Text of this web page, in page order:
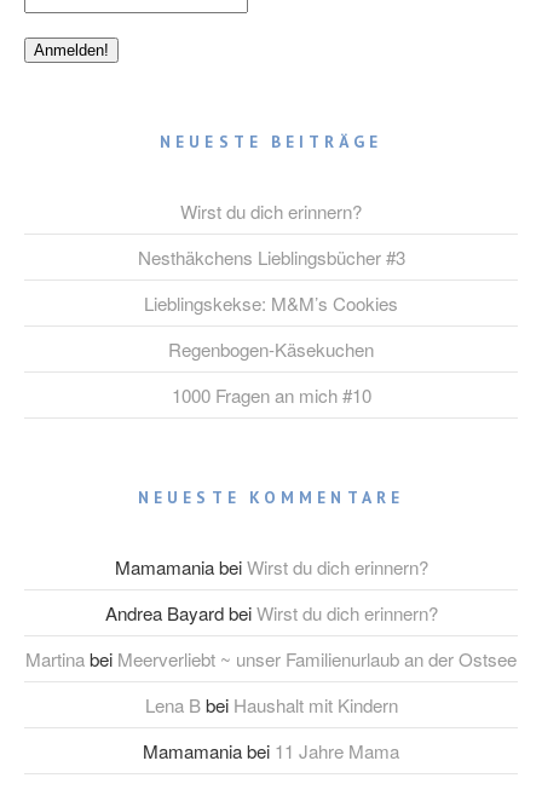
NEUESTE BEITRÄGE
Wirst du dich erinnern?
Nesthäkchens Lieblingsbücher #3
Lieblingskekse: M&M’s Cookies
Regenbogen-Käsekuchen
1000 Fragen an mich #10
NEUESTE KOMMENTARE
MamamaniabeiWirst du dich erinnern?
Andrea BayardbeiWirst du dich erinnern?
Martinabei Meerverliebt ~ unser Familienurlaub an der Ostsee
Lena Bbei Haushalt mit Kindern
Mamamaniabei 11 Jahre Mama